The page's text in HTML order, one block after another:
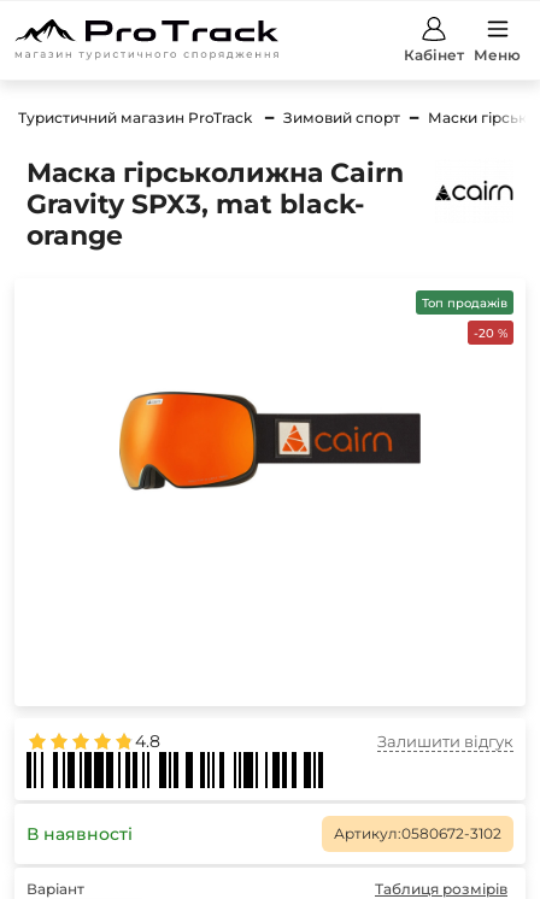
Кабінет Меню
Туристичний магазин ProTrack Зимовий спорт Маски
Маска гірськолижна Cairn
Gravity SPX3, mat black-
orange
Топ продажів
-20 %
4.8 Залишити відгук
В наявності Артикул:0580672-3102
Варіант
Таблиця розмірів